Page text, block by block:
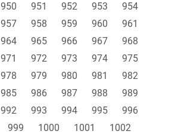
950 951 952 953
954
957 958 959 960
961
964 965 966 967
968
971 972 973 974
975
978 979 980 981
982
985 986 987 988
989
992 993 994 995
996
999 1000 1001
1002